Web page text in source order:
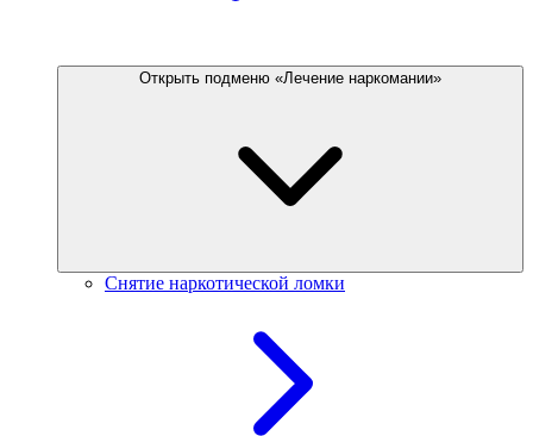
Открыть подменю «Лечение наркомании»
Снятие наркотической ломки